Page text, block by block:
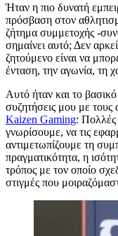
Ήταν η πιο δυνατή
πρόσβαση στον
ζήτημα συμμετοχής -
σημαίνει αυτό; Δεν
ζητούμενο είναι να
ένταση, την αγωνία, τη
Αυτό ήταν και το
συζητήσεις μου με
Kaizen Gaming: Πολλές
γνωρίσουμε, να τις
αντιμετωπίζουμε τη
πραγματικότητα, η
τρόπος με τον οποίο
στιγμές που